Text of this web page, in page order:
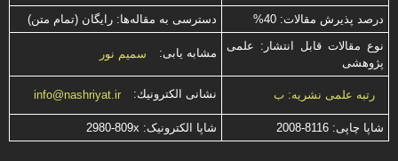
درصد پذیرش مقالات: 40%
دسترسی به مقاله‌ها: رایگان (تمام متن)
نوع مقالات قابل انتشار: علمی
پژوهشی
مشابه یابی: سمیم نور
رتبه علمی نشریه: ب نشانی الكترونیك: info@nashriyat.ir
شاپا چاپی: 2008-8116 شاپا الکترونیک: 2980-809x